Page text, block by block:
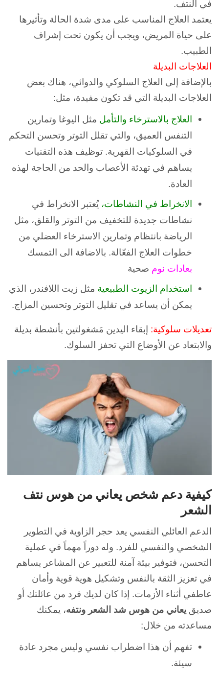
في النتف.
يعتمد العلاج المناسب على مدى شدة الحالة وتأثيرها
على حياة المريض، ويجب أن يكون تحت إشراف
الطبيب.
العلاجات البديلة
بالإضافة إلى العلاج السلوكي والدوائي، هناك بعض
العلاجات البديلة التي قد تكون مفيدة، مثل:
العلاج بالاسترخاء والتأمل مثل اليوغا وتمارين
التنفس العميق، والتي تقلل التوتر وتحسن التحكم
في السلوكيات القهرية. توظيف هذه التقنيات
يساهم في تهدئة الأعصاب والحد من الحاجة لهذه
العادة.
الانخراط في النشاطات، يُعتبر الانخراط في
نشاطات جديدة للتخفيف من التوتر والقلق، مثل
الرياضة بانتظام وتمارين الاسترخاء العضلي من
خطوات العلاج الفعّالة. بالاضافة الى التمسك
بعادات نوم صحية
استخدام الزيوت الطبيعية مثل زيت اللافندر، الذي
يمكن أن يساعد في تقليل التوتر وتحسين المزاج.
تعديلات سلوكية: إبقاء اليدين مَشغولتين بأنشطة بديلة
و الابتعاد عن الأوضاع التي تحفز السلوك.
كيفية دعم شخص يعاني من هوس نتف
الشعر
الدعم العائلي النفسي يعد حجر الزاوية في التطوير
الشخصي والنفسي للفرد. وله دوراً مهماً في عملية
التحسن، فتوفير بيئة آمنة للتعبير عن المشاعر يساهم
في تعزيز الثقة بالنفس وتشكيل هوية قوية وأمان
عاطفي أثناء الأزمات. إذا كان لديك فرد من عائلتك أو
صديق يعاني من هوس شد الشعر ونتفه، يمكنك
مساعدته من خلال:
تفهم أن هذا اضطراب نفسي وليس مجرد عادة
سيئة.